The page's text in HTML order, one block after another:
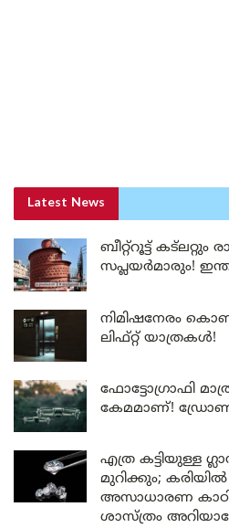
Latest News
ബീറ്റ്‌റൂട്ട്
സപ്ലയർമാരും!
നിമിഷനേരം
ലിഫ്റ്റ് യാത്രകൾ!
ഫോട്ടോഗ്രാഫി
കേമമാണ്! ഡ്രോൺ
എത്ര കട്ടിയുള്ള
മുറിക്കും;
അസാധാരണ
ശാസ്ത്രം